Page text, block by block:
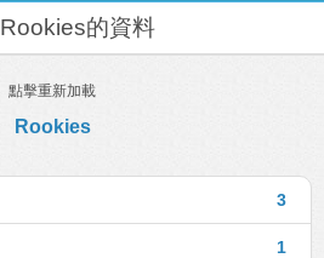
Rookies的資料
點擊重新加載
Rookies
3
1